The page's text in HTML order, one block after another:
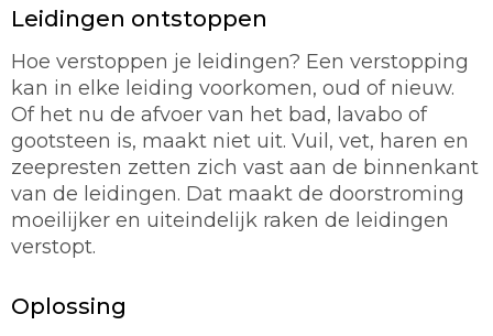
Leidingen ontstoppen
Hoe verstoppen je leidingen? Een verstopping
kan in elke leiding voorkomen, oud of nieuw.
Of het nu de afvoer van het bad, lavabo of
gootsteen is, maakt niet uit. Vuil, vet, haren en
zeepresten zetten zich vast aan de binnenkant
van de leidingen. Dat maakt de doorstroming
moeilijker en uiteindelijk raken de leidingen
verstopt.
Oplossing